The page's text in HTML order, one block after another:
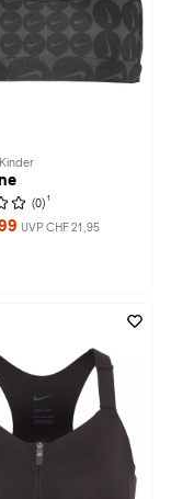
(0) 1
UVP CHF 21,95